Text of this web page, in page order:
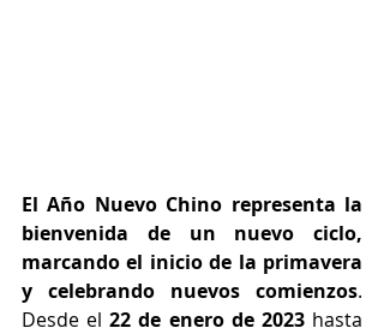
El Año Nuevo Chino representa la
bienvenida de un nuevo ciclo,
marcando el inicio de la primavera
y celebrando nuevos comienzos.
Desde el 22 de enero de 2023 hasta